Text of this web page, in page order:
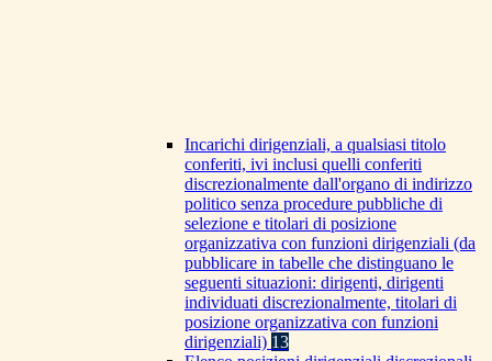
Incarichi dirigenziali, a qualsiasi titolo
conferiti, ivi inclusi quelli conferiti
discrezionalmente dall'organo di indirizzo
politico senza procedure pubbliche di
selezione e titolari di posizione
organizzativa con funzioni dirigenziali (da
pubblicare in tabelle che distinguano le
seguenti situazioni: dirigenti, dirigenti
individuati discrezionalmente, titolari di
posizione organizzativa con funzioni
dirigenziali) 13